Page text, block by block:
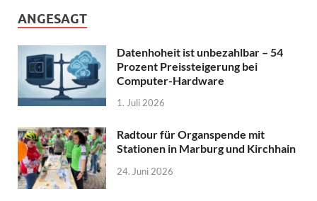
ANGESAGT
Datenhoheit ist unbezahlbar – 54
Prozent Preissteigerung bei
Computer-Hardware
1. Juli 2026
Radtour für Organspende mit
Stationen in Marburg und Kirchhain
24. Juni 2026